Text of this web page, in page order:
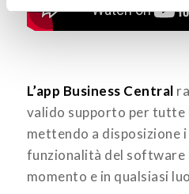
L’app Business Central
valido supporto per tutte
mettendo a disposizione
funzionalità del software
momento e in qualsiasi